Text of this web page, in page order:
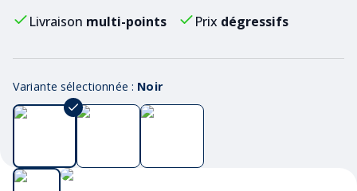
Livraison multi-points Prix dégressifs
Variante sélectionnée : Noir